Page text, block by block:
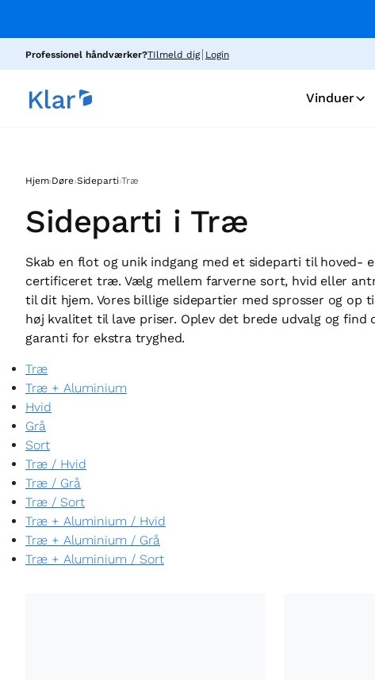
Professionel håndværker?TIlmeld dig Login
Vinduer
Hjem›Døre›Sideparti›Træ
Sideparti i Træ
Skab en flot og unik indgang med et sideparti til hoved-
certificeret træ. Vælg mellem farverne sort, hvid eller
til dit hjem. Vores billige sidepartier med sprosser og op
høj kvalitet til lave priser. Oplev det brede udvalg og find
garanti for ekstra tryghed.
Træ
Træ + Aluminium
Hvid
Grå
Sort
Træ / Hvid
Træ / Grå
Træ / Sort
Træ + Aluminium / Hvid
Træ + Aluminium / Grå
Træ + Aluminium / Sort